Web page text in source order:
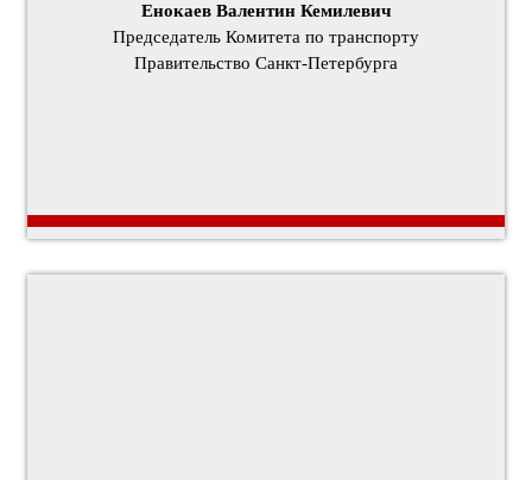
Енокаев Валентин Кемилевич
Председатель Комитета по транспорту
Правительство Санкт-Петербурга